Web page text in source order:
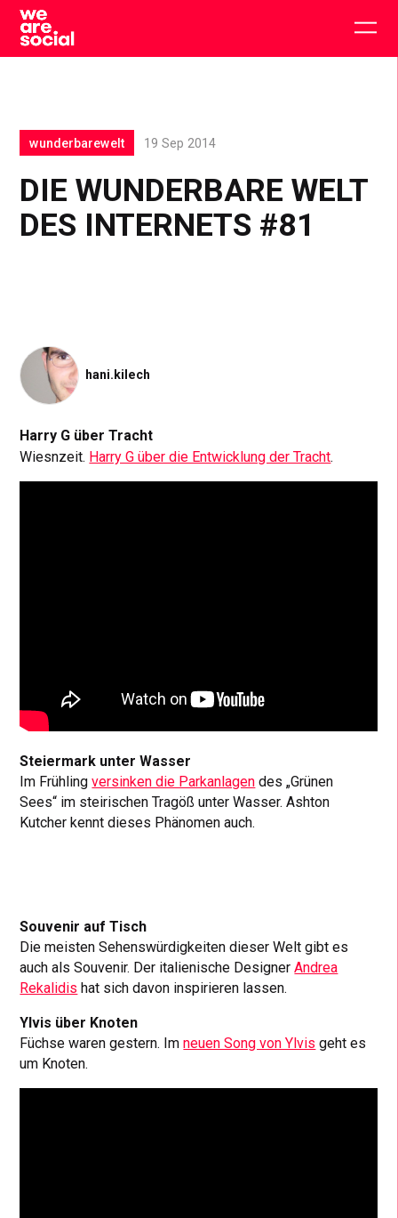
Skip
content
DIE WUNDERBARE WELT
DES INTERNETS #81
wunderbarewelt 19 Sep 2014
hani.kilech
Harry G über Tracht
Wiesnzeit. Harry G über die Entwicklung der Tracht.
Steiermark unter Wasser
Im Frühlingversinken die Parkanlagen des „Grünen
Sees“ im steirischen Tragöß unter Wasser. Ashton
Kutcher kennt dieses Phänomen auch.
Souvenir auf Tisch
Die meisten Sehenswürdigkeiten dieser Welt gibt es
auch als Souvenir. Der italienische DesignerAndrea
Rekalidis hat sich davon inspirieren lassen.
Ylvis über Knoten
Füchse waren gestern. Imneuen Song von Ylvis geht es
um Knoten.